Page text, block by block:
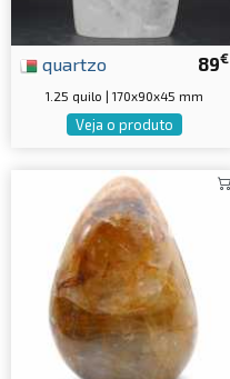
89€
quartzo
1.25 quilo | 170x90x45 mm
Veja o produto